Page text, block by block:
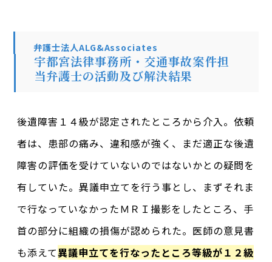
弁護士法人ALG&Associates
宇都宮法律事務所・交通事故案件担
当弁護士の活動及び解決結果
後遺障害１４級が認定されたところから介入。依頼
者は、患部の痛み、違和感が強く、まだ適正な後遺
障害の評価を受けていないのではないかとの疑問を
有していた。異議申立てを行う事とし、まずそれま
で行なっていなかったＭＲＩ撮影をしたところ、手
首の部分に組織の損傷が認められた。医師の意見書
も添えて異議申立てを行なったところ等級が１２級